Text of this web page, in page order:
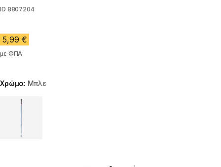
ID 8807204
5,99 €
με ΦΠΑ
Χρώμα: Μπλε
Choose a variant